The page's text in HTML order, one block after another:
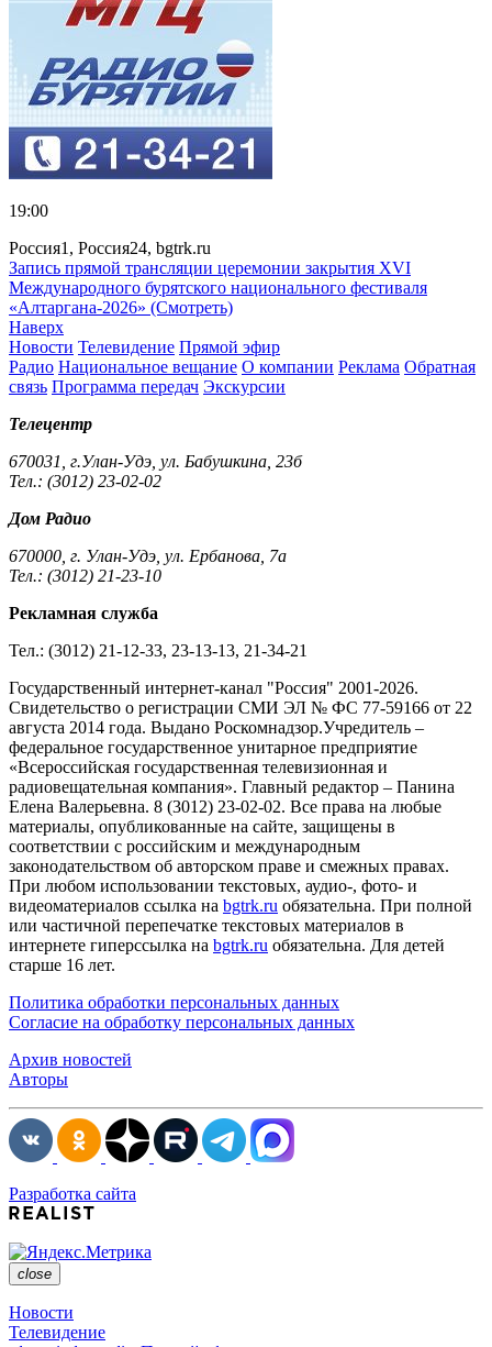
19:00
Россия1, Россия24, bgtrk.ru
Запись прямой трансляции церемонии закрытия XVI
Международного бурятского национального фестиваля
«Алтаргана-2026» (Смотреть)
Наверх
Новости Телевидение Прямой эфир
Радио Национальное вещание О компании Реклама Обратная
связь Программа передач Экскурсии
Телецентр
670031, г.Улан-Удэ, ул. Бабушкина, 23б
Тел.: (3012) 23-02-02
Дом Радио
670000, г. Улан-Удэ, ул. Ербанова, 7а
Тел.: (3012) 21-23-10
Рекламная служба
Тел.: (3012) 21-12-33, 23-13-13, 21-34-21
Государственный интернет-канал "Россия" 2001-2026.
Cвидетельство о регистрации СМИ ЭЛ № ФС 77-59166 от 22
августа 2014 года. Выдано Роскомнадзор.Учредитель –
федеральное государственное унитарное предприятие
«Всероссийская государственная телевизионная и
радиовещательная компания». Главный редактор – Панина
Елена Валерьевна. 8 (3012) 23-02-02. Все права на любые
материалы, опубликованные на сайте, защищены в
соответствии с российским и международным
законодательством об авторском праве и смежных правах.
При любом использовании текстовых, аудио-, фото- и
видеоматериалов ссылка на bgtrk.ru обязательна. При полной
или частичной перепечатке текстовых материалов в
интернете гиперссылка на bgtrk.ru обязательна. Для детей
старше 16 лет.
Политика обработки персональных данных
Согласие на обработку персональных данных
Архив новостей
Авторы
Разработка сайта
close
Новости
Телевидение